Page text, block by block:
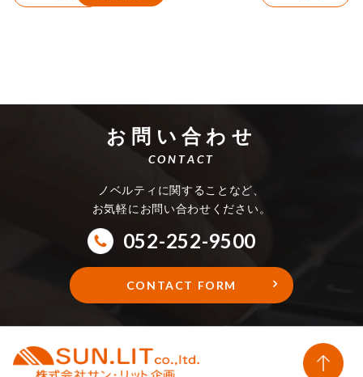
お問い合わせ
CONTACT
ノベルティに関することなど、
お気軽にお問い合わせください。
052-252-9500
CONTACT FORM